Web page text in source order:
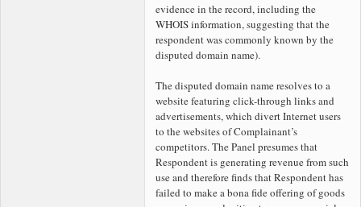
evidence in the record, including the
WHOIS information, suggesting that the
respondent was commonly known by the
disputed domain name).
The disputed domain name resolves to a
website featuring click-through links and
advertisements, which divert Internet users
to the websites of Complainant’s
competitors. The Panel presumes that
Respondent is generating revenue from such
use and therefore finds that Respondent has
failed to make a bona fide offering of goods